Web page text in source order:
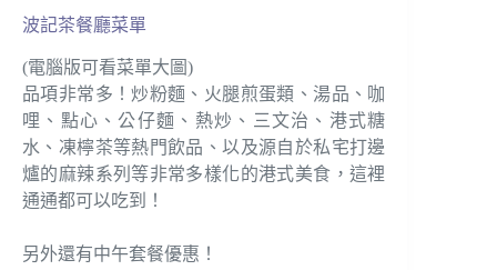
波記茶餐廳菜單
(電腦版可看菜單大圖)
品項非常多！炒粉麵、火腿煎蛋類、湯品、咖
哩、點心、公仔麵、熱炒、三文治、港式糖
水、凍檸茶等熱門飲品、以及源自於私宅打邊
爐的麻辣系列等非常多樣化的港式美食，這裡
通通都可以吃到！
另外還有中午套餐優惠！